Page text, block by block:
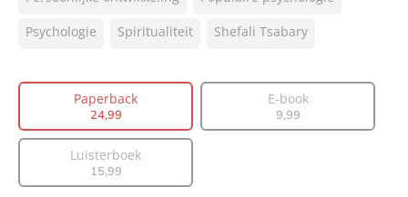
Auteur(s):
Shefali Tsabary
Aantal pagina's:
Uitgever:
Lev.
Verschijningsdatum:
Psychologie
Spiritualiteit Shefali Tsabary
Paperback
24,99
E-book
9,99
Luisterboek
15,99